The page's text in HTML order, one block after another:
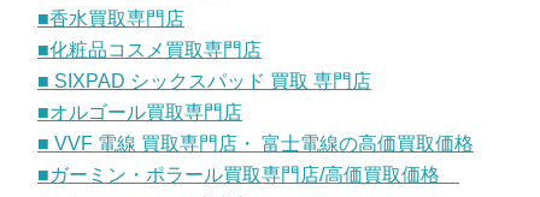
■香水買取専門店
■化粧品コスメ買取専門店
■ SIXPAD シックスパッド 買取 専門店
■オルゴール買取専門店
■ VVF 電線 買取専門店・ 富士電線の高価買取価格
■ガーミン・ポラール買取専門店/高価買取価格